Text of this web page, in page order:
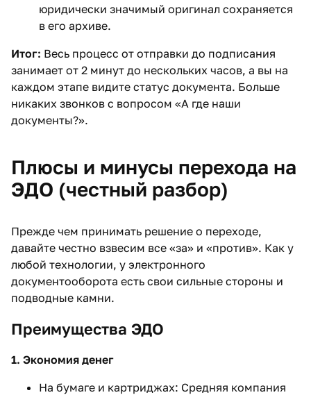
юридически значимый оригинал сохраняется
в его архиве.
Итог: Весь процесс от отправки до подписания
занимает от 2 минут до нескольких часов, а вы на
каждом этапе видите статус документа. Больше
никаких звонков с вопросом «А где наши
документы?».
Плюсы и минусы перехода на
ЭДО (честный разбор)
Прежде чем принимать решение о переходе,
давайте честно взвесим все «за» и «против». Как у
любой технологии, у электронного
документооборота есть свои сильные стороны и
подводные камни.
Преимущества ЭДО
1. Экономия денег
На бумаге и картриджах: Средняя компания